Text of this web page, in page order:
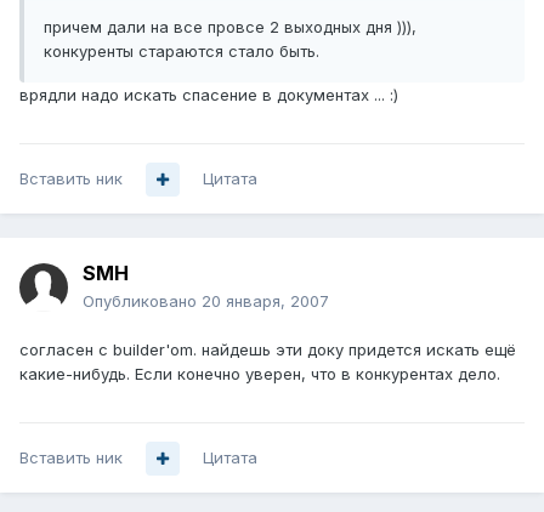
причем дали на все провсе 2 выходных дня ))),
конкуренты стараются стало быть.
врядли надо искать спасение в документах ... :)
Вставить ник Цитата
SMH
Опубликовано 20 января, 2007
согласен с builder'om. найдешь эти доку придется искать ещё
какие-нибудь. Если конечно уверен, что в конкурентах дело.
Вставить ник Цитата